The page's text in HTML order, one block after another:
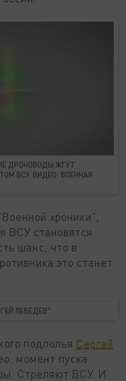
ДРОНОВОДЫ ЖГУТ
ВСУ. ВИДЕО: ВОЕННАЯ
хроники",
ВСУ становятся
шанс, что в
это станет
ЛЕБЕДЕВ"
подполья Сергей
момент пуска
Стреляют ВСУ. И